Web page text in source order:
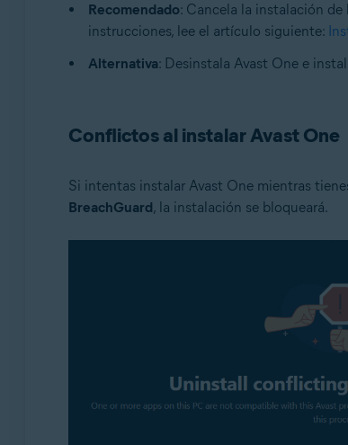
Recomendado: Cancela la instalación
instrucciones, lee el artículo siguiente:
Alternativa: Desinstala Avast One e
Conflictos al instalar Avast One
Si intentas instalar Avast One mientras
BreachGuard, la instalación se bloqueará.